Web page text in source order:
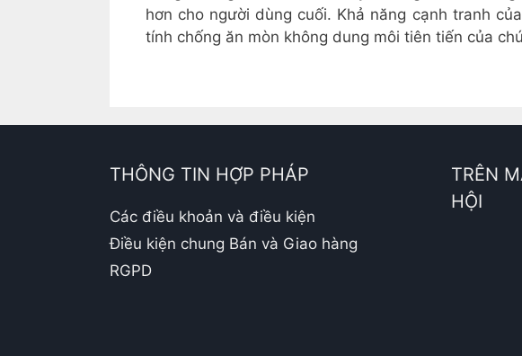
hơn cho người dùng cuối. Khả năng cạnh tranh
tính chống ăn mòn không dung môi tiên tiến của
THÔNG TIN HỢP PHÁP
Các điều khoản và điều kiện
Điều kiện chung Bán và Giao hàng
RGPD
TRÊN
HỘI